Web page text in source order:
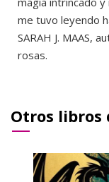
me tuvo leyendo
SARAH J. MAAS,
rosas.
Otros libros